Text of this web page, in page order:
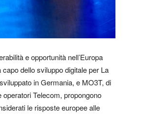
e opportunità nell’Europa
capo dello sviluppo digitale per La
in Germania, e MO3T, di
Telecom, propongono
le risposte europee alle